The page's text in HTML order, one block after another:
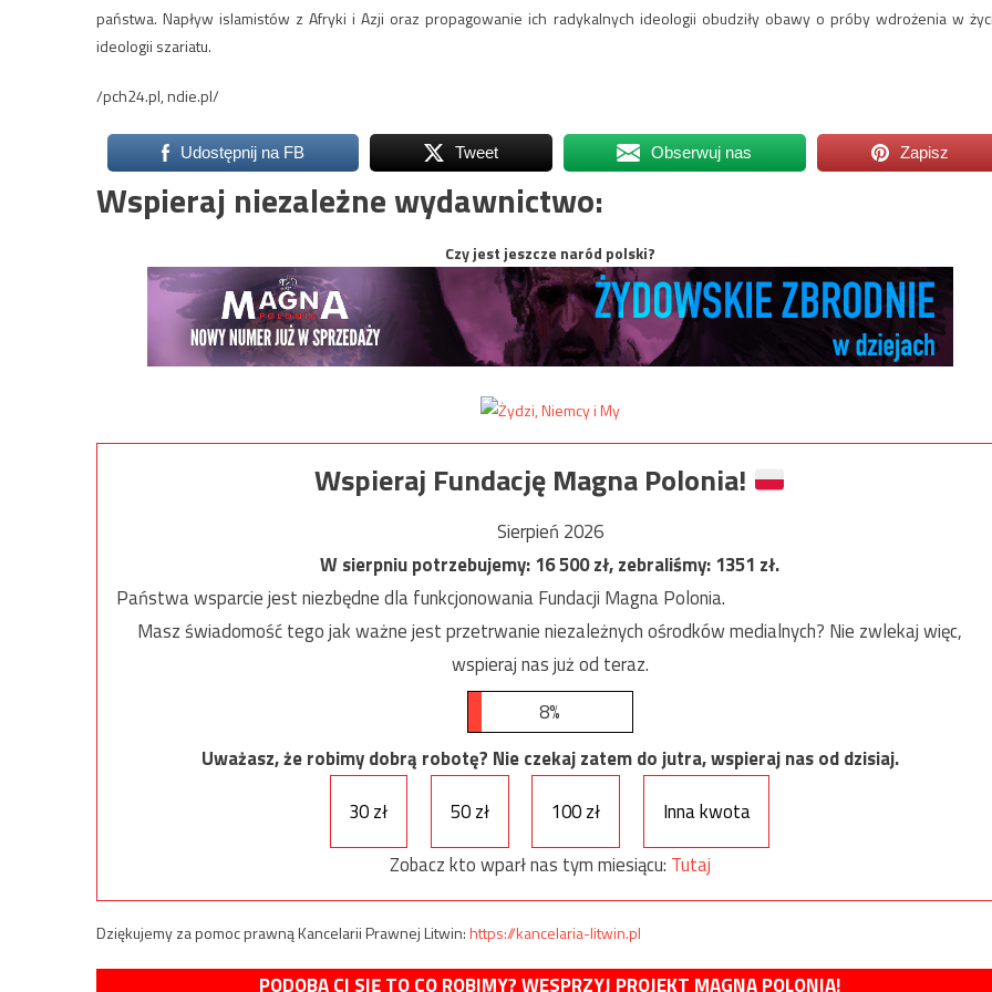
państwa. Napływ islamistów z Afryki i Azji oraz propagowanie ich radykalnych ideologii obudziły obawy o próby wdrożenia w
ideologii szariatu.
/pch24.pl, ndie.pl/
Udostępnij na FB Tweet Obserwuj nas Zapisz
Wspieraj niezależne wydawnictwo:
Czy jest jeszcze naród polski?
Wspieraj Fundację Magna Polonia!
Sierpień 2026
W sierpniu potrzebujemy:16 500zł, zebraliśmy:1351 zł.
Państwa wsparcie jest niezbędne dla funkcjonowania Fundacji Magna Polonia.
Masz świadomość tego jak ważne jest przetrwanie niezależnych ośrodków medialnych? Nie zwlekaj więc,
wspieraj nas już od teraz.
8%
Uważasz, że robimy dobrą robotę? Nie czekaj zatem do jutra, wspieraj nas od dzisiaj.
30 zł
50 zł 100 zł
Inna kwota
Zobacz kto wparł nas tym miesiącu: Tutaj
Dziękujemy za pomoc prawną Kancelarii Prawnej Litwin:https://kancelaria-litwin.pl
PODOBA CI SIĘ TO CO ROBIMY? WESPRZYJ PROJEKT MAGNA POLONIA!